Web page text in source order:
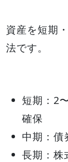
資産を短期
法です。
短期：2
確保
中期：債
長期：株